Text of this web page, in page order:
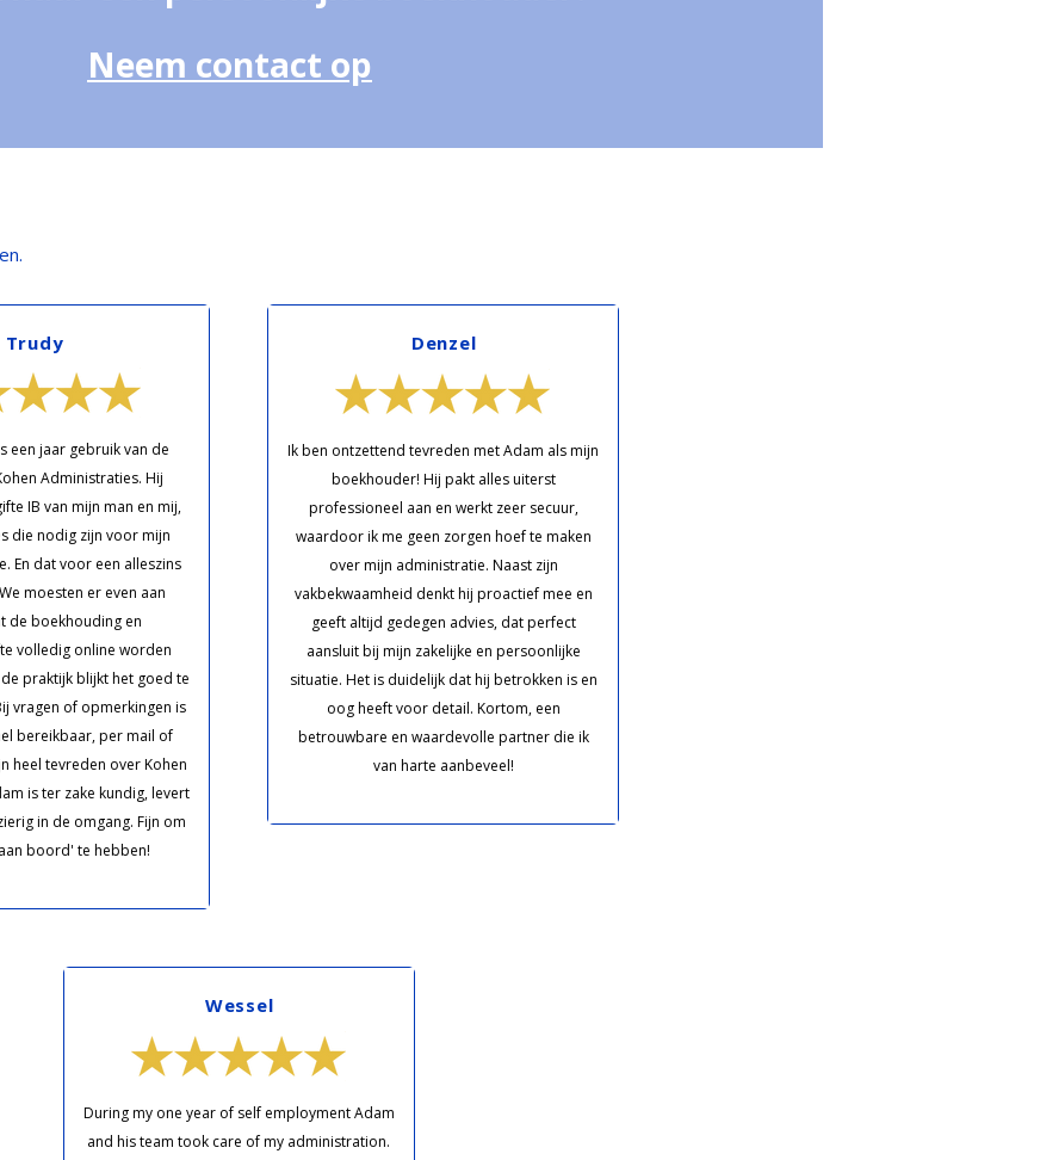
Neem contact op
Trudy
een jaar gebruik van de
Administraties. Hij
IB van mijn man en mij,
die nodig zijn voor mijn
En dat voor een alleszins
moesten er even aan
de boekhouding en
volledig online worden
praktijk blijkt het goed te
vragen of opmerkingen is
bereikbaar, per mail of
heel tevreden over Kohen
is ter zake kundig, levert
in de omgang. Fijn om
boord' te hebben!
Denzel
Ik ben ontzettend tevreden met Adam als mijn
boekhouder! Hij pakt alles uiterst
professioneel aan en werkt zeer secuur,
waardoor ik me geen zorgen hoef te maken
over mijn administratie. Naast zijn
vakbekwaamheid denkt hij proactief mee en
geeft altijd gedegen advies, dat perfect
aansluit bij mijn zakelijke en persoonlijke
situatie. Het is duidelijk dat hij betrokken is en
oog heeft voor detail. Kortom, een
betrouwbare en waardevolle partner die ik
van harte aanbeveel!
Wessel
During my one year of self employment Adam
and his team took care of my administration.